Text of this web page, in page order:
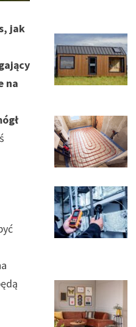
jak
na